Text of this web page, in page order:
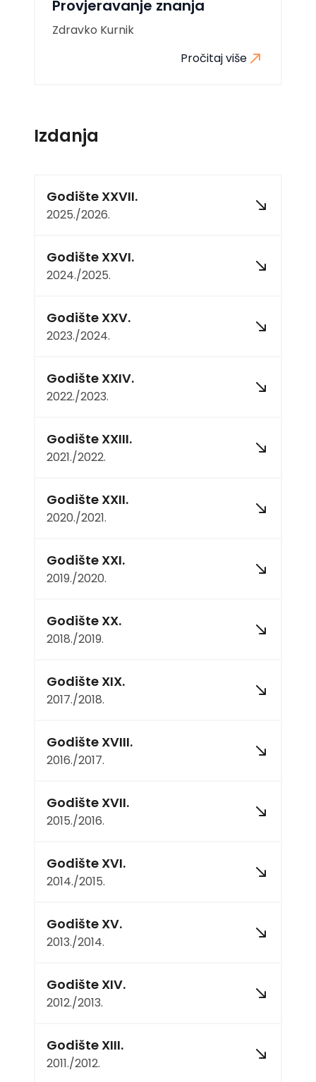
Izdanja
Godište XXVII.
2025./2026.
Godište XXVI.
2024./2025.
Godište XXV.
2023./2024.
Godište XXIV.
2022./2023.
Godište XXIII.
2021./2022.
Godište XXII.
2020./2021.
Godište XXI.
2019./2020.
Godište XX.
2018./2019.
Godište XIX.
2017./2018.
Godište XVIII.
2016./2017.
Godište XVII.
2015./2016.
Godište XVI.
2014./2015.
Godište XV.
2013./2014.
Godište XIV.
2012./2013.
Godište XIII.
2011./2012.
Provjeravanje znanja
Zdravko Kurnik
Pročitaj više